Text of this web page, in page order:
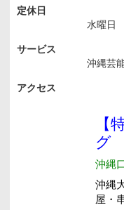
定休日
水曜日
サービス
沖縄芸
アクセス